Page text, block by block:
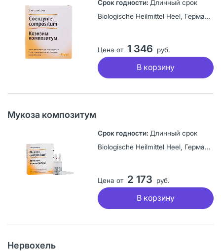
Длинный срок
Biologische Heilmittel Heel, Германия
Цена от 1 346 руб.
В корзину
Мукоза композитум
Длинный срок
Biologische Heilmittel Heel, Германия
Цена от 2 173 руб.
В корзину
Нервохель